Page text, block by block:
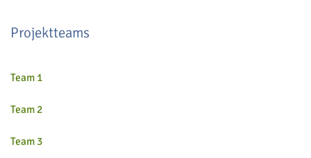
Projektteams
Team 1
Team 2
Team 3